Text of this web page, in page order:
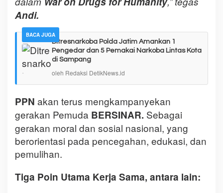
Andi.
BACA JUGA
Ditresnarkoba Polda Jatim Amankan 1
Pengedar dan 5 Pemakai Narkoba Lintas Kota
di Sampang
oleh Redaksi DetikNews.id
PPN akan terus mengkampanyekan
gerakan Pemuda BERSINAR. Sebagai
gerakan moral dan sosial nasional, yang
berorientasi pada pencegahan, edukasi, dan
pemulihan.
Tiga Poin Utama Kerja Sama, antara lain: